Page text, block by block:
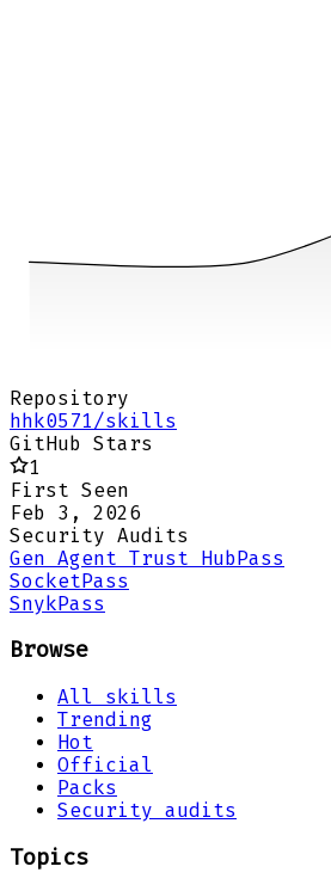
Repository
hhk0571/skills
GitHub Stars
1
First Seen
Feb 3, 2026
Security Audits
Gen Agent Trust HubPass
SocketPass
SnykPass
Browse
All skills
Trending
Hot
Official
Packs
Security audits
Topics